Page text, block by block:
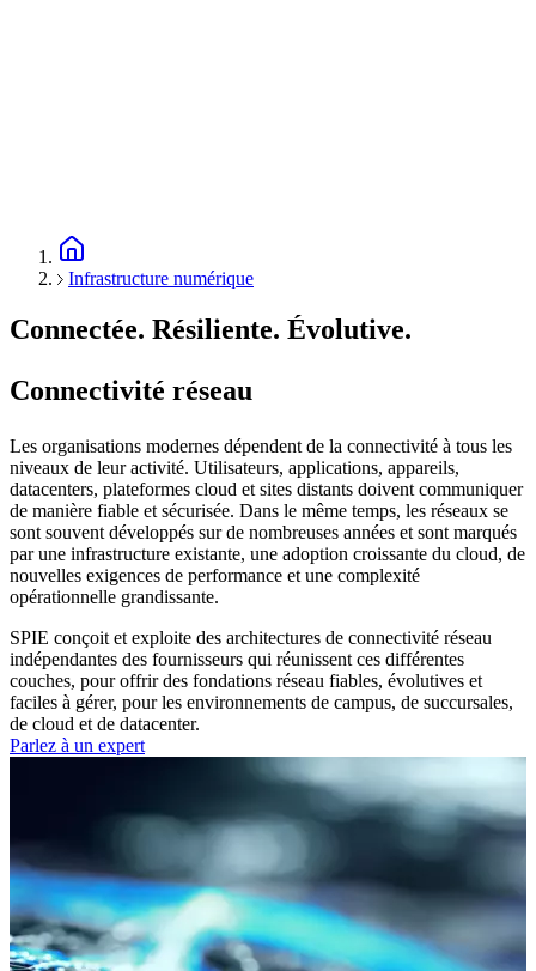
Infrastructure numérique
Connectée. Résiliente. Évolutive.
Connectivité réseau
Les organisations modernes dépendent de la connectivité à tous les
niveaux de leur activité. Utilisateurs, applications, appareils,
datacenters, plateformes cloud et sites distants doivent communiquer
de manière fiable et sécurisée. Dans le même temps, les réseaux se
sont souvent développés sur de nombreuses années et sont marqués
par une infrastructure existante, une adoption croissante du cloud, de
nouvelles exigences de performance et une complexité
opérationnelle grandissante.
SPIE conçoit et exploite des architectures de connectivité réseau
indépendantes des fournisseurs qui réunissent ces différentes
couches, pour offrir des fondations réseau fiables, évolutives et
faciles à gérer, pour les environnements de campus, de succursales,
de cloud et de datacenter.
Parlez à un expert